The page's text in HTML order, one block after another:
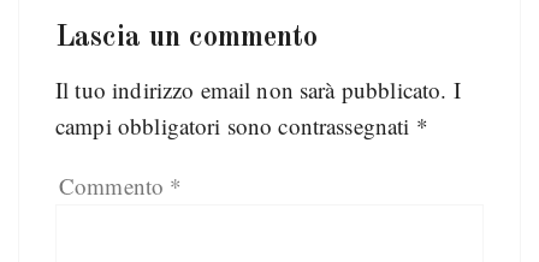
Lascia un commento
Il tuo indirizzo email non sarà pubblicato. I
campi obbligatori sono contrassegnati *
Commento *